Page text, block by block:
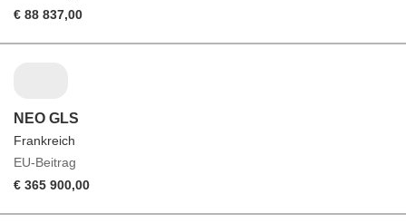
€ 88 837,00
NEO GLS
Frankreich
EU-Beitrag
€ 365 900,00